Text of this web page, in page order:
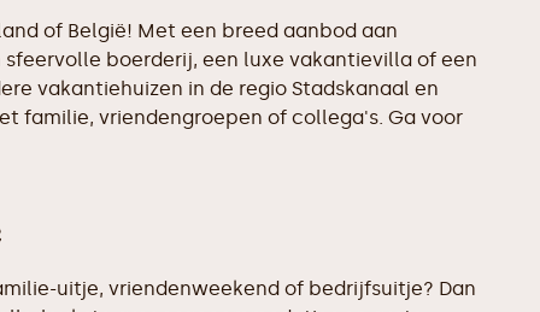
of België! Met een breed aanbod aan
boerderij, een luxe vakantievilla of een
vakantiehuizen in de regio Stadskanaal en
familie, vriendengroepen of collega's. Ga voor
uitje, vriendenweekend of bedrijfsuitje? Dan